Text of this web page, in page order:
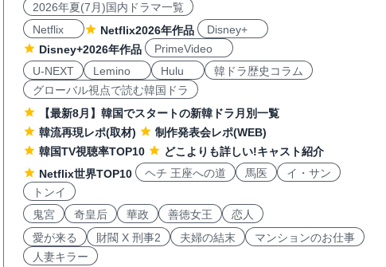
2026年夏(7月)国内ドラマ一覧
Netflix
Netflix2026年作品
Disney+
Disney+2026年作品
PrimeVideo
U-NEXT
Lemino Hulu
韓ドラ歴史コラム
グローバル視点で読む韓国ドラ
【最新8月】韓国でスタートの新韓ドラ月別一覧
韓流再現レポ(取材)
制作発表会レポ(WEB)
韓国TV視聴率TOP10
どこよりも詳しい!キャスト紹介
Netflix世界TOP10
ヘチ 王座への道 馬医
イ・サン
トンイ
鬼宮
奇皇后 華政 善徳女王
恋人
愛が来る
財閥 X 刑事2 夫婦の結末
マンションのお仕事
人妻キラー